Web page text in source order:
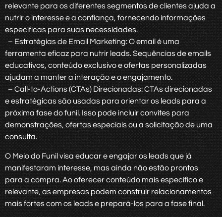
relevante para os diferentes segmentos de clientes ajuda a
nutrir o interesse e a confiança, fornecendo informações
específicas para suas necessidades.
– Estratégias de Email Marketing: O email é uma
ferramenta eficaz para nutrir leads. Sequências de emails
educativos, conteúdo exclusivo e ofertas personalizadas
ajudam a manter a interação e o engajamento.
– Call-to-Actions (CTAs) Direcionadas: CTAs direcionadas
e estratégicas são usadas para orientar os leads para a
próxima fase do funil. Isso pode incluir convites para
demonstrações, ofertas especiais ou a solicitação de uma
consulta.
O Meio do Funil visa educar e engajar os leads que já
manifestaram interesse, mas ainda não estão prontos
para a compra. Ao oferecer conteúdo mais específico e
relevante, as empresas podem construir relacionamentos
mais fortes com os leads e prepará-los para a fase final.